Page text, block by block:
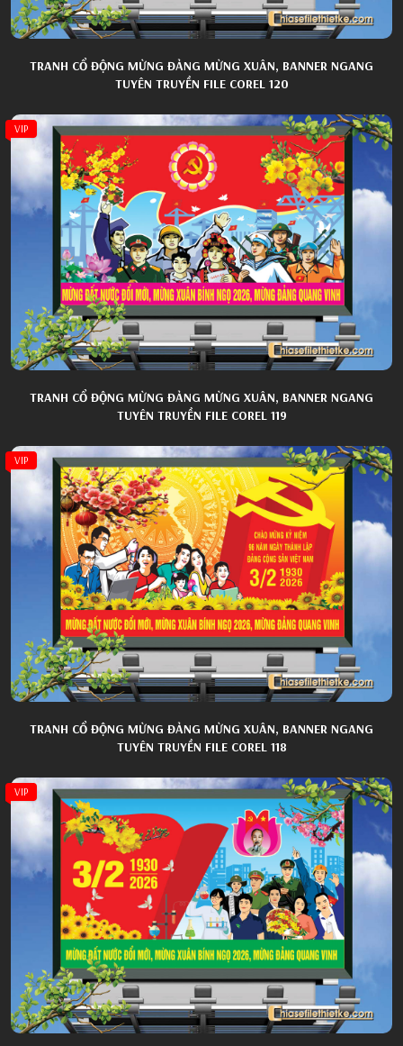
TRANH CỔ ĐỘNG MỪNG ĐẢNG MỪNG XUÂN, BANNER NGANG
TUYÊN TRUYỀN FILE COREL 120
VIP
TRANH CỔ ĐỘNG MỪNG ĐẢNG MỪNG XUÂN, BANNER NGANG
TUYÊN TRUYỀN FILE COREL 119
VIP
TRANH CỔ ĐỘNG MỪNG ĐẢNG MỪNG XUÂN, BANNER NGANG
TUYÊN TRUYỀN FILE COREL 118
VIP